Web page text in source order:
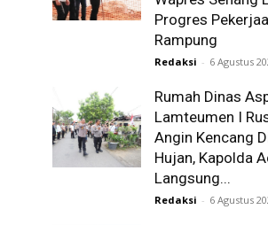
Progres
Rampung
Redaksi - 6 Agustus
Rumah Dinas
Lamteumen I
Angin Kencang
Hujan, Kapolda
Langsung...
Redaksi - 6 Agustus